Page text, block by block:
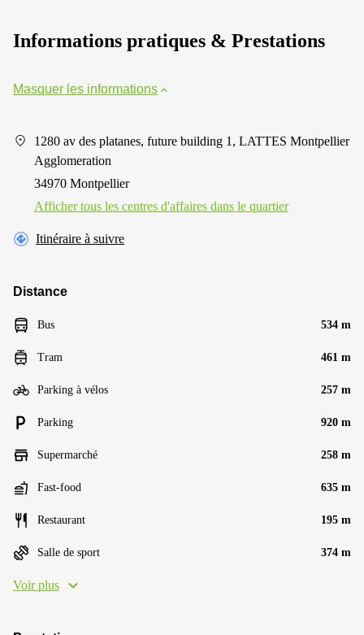
Informations pratiques & Prestations
Masquer les informations
1280 av des platanes, future building 1, LATTES Montpellier
Agglomeration
34970 Montpellier
Afficher tous les centres d'affaires dans le quartier
Itinéraire à suivre
Distance
Bus 534 m
Tram 461 m
Parking à vélos 257 m
Parking 920 m
Supermarché 258 m
Fast-food 635 m
Restaurant 195 m
Salle de sport 374 m
Voir plus